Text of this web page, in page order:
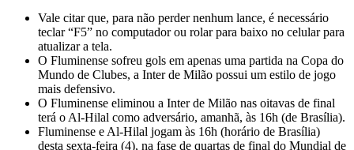
Vale citar que, para não perder nenhum lance, é necessário
teclar “F5” no computador ou rolar para baixo no celular para
atualizar a tela.
O Fluminense sofreu gols em apenas uma partida na Copa do
Mundo de Clubes, a Inter de Milão possui um estilo de jogo
mais defensivo.
O Fluminense eliminou a Inter de Milão nas oitavas de final
terá o Al-Hilal como adversário, amanhã, às 16h (de Brasília).
Fluminense e Al-Hilal jogam às 16h (horário de Brasília)
desta sexta-feira (4), na fase de quartas de final do Mundial de